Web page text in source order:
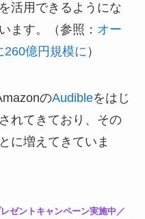
活用できるようにな
ます。（参照： オー
260億円規模に）
のAudibleをはじ
れてきており、その
に増えてきていま
ゼントキャンペーン実施中／